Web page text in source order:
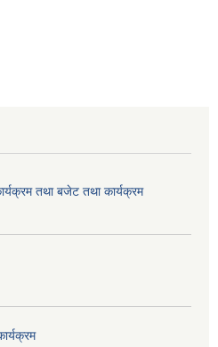
तथा बजेट तथा कार्यक्रम